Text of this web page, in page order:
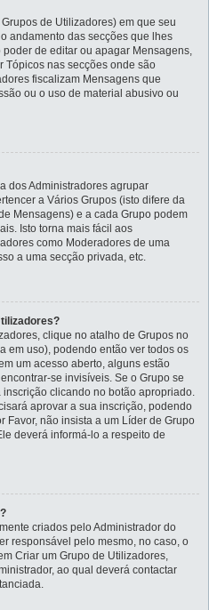
de Utilizadores) em que seu
andamento das secções que lhes
de editar ou apagar Mensagens,
Tópicos nas secções onde são
fiscalizam Mensagens que
ou o uso de material abusivo ou
dos Administradores agrupar
a Vários Grupos (isto difere da
Mensagens) e a cada Grupo podem
Isto torna mais fácil aos
como Moderadores de uma
a uma secção privada, etc.
clique no atalho de Grupos no
em uso), podendo então ver todos os
um acesso aberto, alguns estão
se invisíveis. Se o Grupo se
clicando no botão apropriado.
aprovar a sua inscrição, podendo
Favor, não insista a um Líder de Grupo
deverá informá-lo a respeito de
criados pelo Administrador do
responsável pelo mesmo, no caso, o
Criar um Grupo de Utilizadores,
ao qual deverá contactar